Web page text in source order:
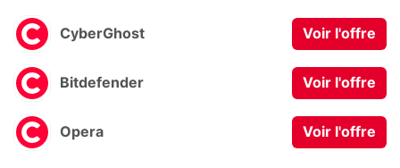
CyberGhost Voir l'offre
Bitdefender Voir l'offre
Opera Voir l'offre